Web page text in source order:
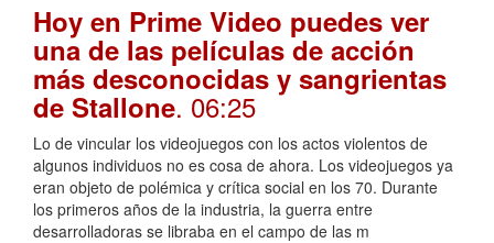
Hoy en Prime Video puedes ver
una de las películas de acción
más desconocidas y sangrientas
de Stallone. 06:25
Lo de vincular los videojuegos con los actos violentos de
algunos individuos no es cosa de ahora. Los videojuegos ya
eran objeto de polémica y crítica social en los 70. Durante
los primeros años de la industria, la guerra entre
desarrolladoras se libraba en el campo de las m